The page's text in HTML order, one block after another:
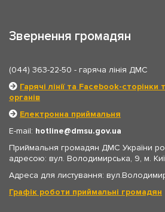
Звернення громадян
(044) 363-22-50 - гаряча лінія ДМС
Гарячі лінії та Facebook-сторінки
органів
Електронна приймальня
E-mail: hotline
dmsu.gov.ua
Приймальня громадян ДМС України
адресою: вул. Володимирська, 9, м.
Адреса для листування:
Графік роботи приймальні громадян